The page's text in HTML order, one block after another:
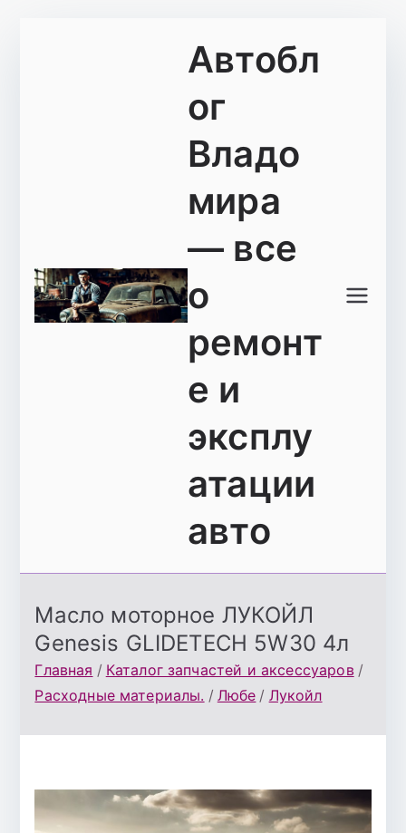
Автобл
ог
Владо
мира
— все
о
ремонт
е и
эксплу
атации
авто
Масло моторное ЛУКОЙЛ
Genesis GLIDETECH 5W30 4л
Главная
Каталог запчастей и аксессуаров
Расходные материалы.
Любе Лукойл